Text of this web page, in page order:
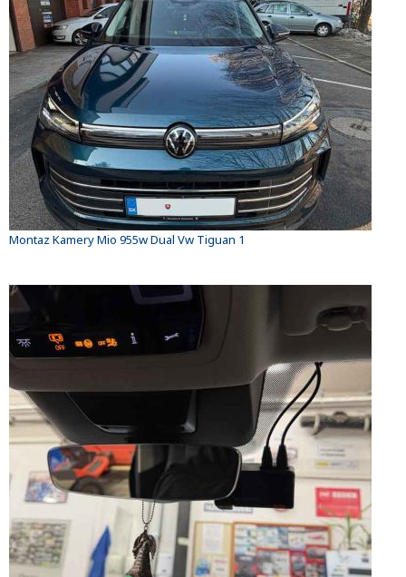
Montaz Kamery Mio 955w Dual Vw Tiguan 1